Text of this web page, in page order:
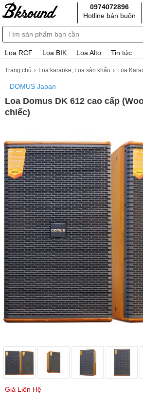
0974072896
Hotline bán buôn
Loa RCF Loa BIK Loa Alto Tin tức
Trang chủ Loa karaoke, Loa sân khấu Loa
DOMUS Japan
Loa Domus DK 612 cao cấp
chiếc)
Giá Liên Hệ